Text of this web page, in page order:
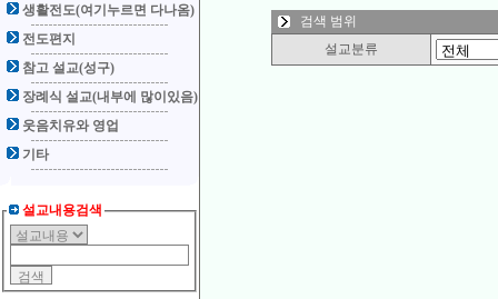
생활전도(여기누르면 다나옴)
전도편지
참고 설교(성구)
장례식 설교(내부에 많이있음)
웃음치유와 영업
기타
설교내용검색
검색 범위
설교분류